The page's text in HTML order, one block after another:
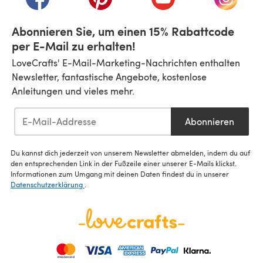
Abonnieren Sie, um einen 15% Rabattcode
per E-Mail zu erhalten!
LoveCrafts' E-Mail-Marketing-Nachrichten enthalten
Newsletter, fantastische Angebote, kostenlose
Anleitungen und vieles mehr.
Abonnieren
Du kannst dich jederzeit von unserem Newsletter abmelden, indem du auf
den entsprechenden Link in der Fußzeile einer unserer E-Mails klickst.
Informationen zum Umgang mit deinen Daten findest du in unserer
Datenschutzerklärung .